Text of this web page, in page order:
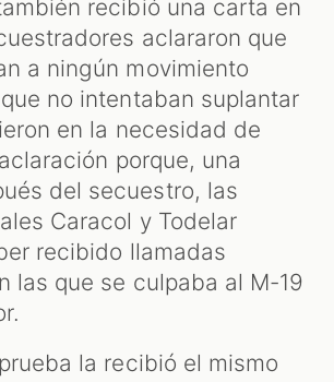
recibió una carta en
aclararon que
a ningún movimiento
no intentaban suplantar
en la necesidad de
porque, una
del secuestro, las
Caracol y Todelar
recibido llamadas
las que se culpaba al M-19
la recibió el mismo